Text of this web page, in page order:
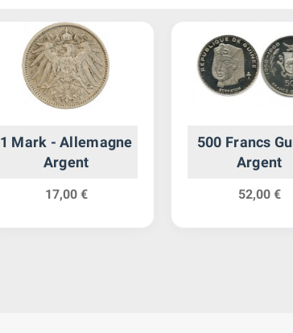
1 Mark - Allemagne
Argent
17,00 €
500 Francs
Argent
52,00 €